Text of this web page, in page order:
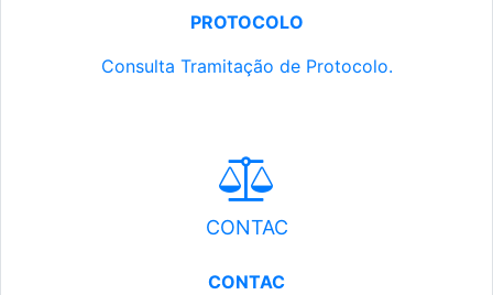
PROTOCOLO
Consulta Tramitação de Protocolo.
CONTAC
CONTAC